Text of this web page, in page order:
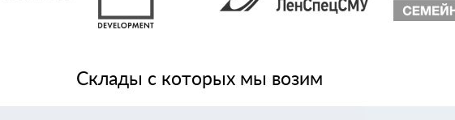
Склады с которых мы возим